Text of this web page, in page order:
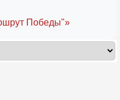
Победы"»